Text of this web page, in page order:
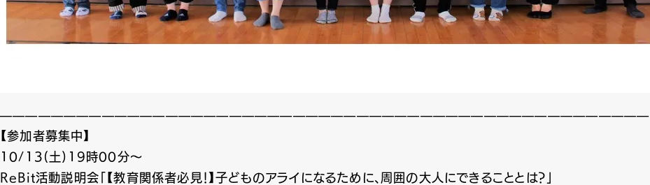
———————————————————————————————————————————————————
【参加者募集中】
10/13(土)19時00分〜
ReBit活動説明会「【教育関係者必見！】子どものアライになるために、周囲の大人にできることとは？」